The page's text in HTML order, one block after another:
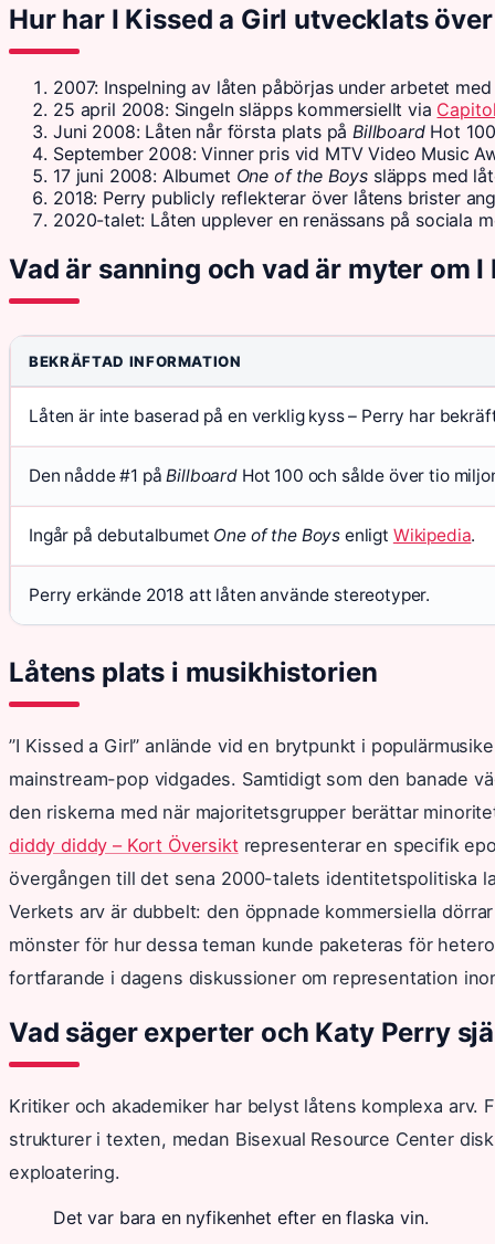
Hur har I Kissed a Girl utvecklats
2007: Inspelning av låten påbörjas under arbetet
25 april 2008: Singeln släpps kommersiellt via
Juni 2008: Låten når första plats på BillboardHot
September 2008: Vinner pris vid MTV Video Music
17 juni 2008: Albumet One of the Boys släpps med
2018: Perry publicly reflekterar över låtens brister
2020-talet: Låten upplever en renässans på sociala
Vad är sanning och vad är myter om I
BEKRÄFTAD INFORMATION
Låten är inte baserad på en verklig kyss – Perry har
Den nådde #1 på Billboard Hot 100 och sålde över tio
Ingår på debutalbumet One of the Boys enligt Wikipedia.
Perry erkände 2018 att låten använde stereotyper.
Låtens plats i musikhistorien
”I Kissed a Girl” anlände vid en brytpunkt i
mainstream-pop vidgades. Samtidigt som den banade
den riskerna med när majoritetsgrupper berättar
diddy diddy – Kort Översiktrepresenterar en specifik
övergången till det sena 2000-talets identitetspolitiska
Verkets arv är dubbelt: den öppnade kommersiella
mönster för hur dessa teman kunde paketeras för
fortfarande i dagens diskussioner om representation
Vad säger experter och Katy Perry
Kritiker och akademiker har belyst låtens komplexa arv.
strukturer i texten, medan Bisexual Resource Center
exploatering.
Det var bara en nyfikenhet efter en flaska vin.